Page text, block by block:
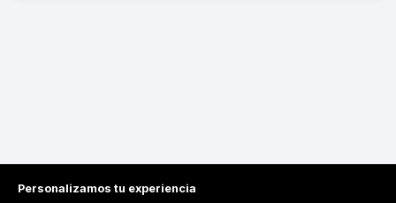
Personalizamos tu experiencia